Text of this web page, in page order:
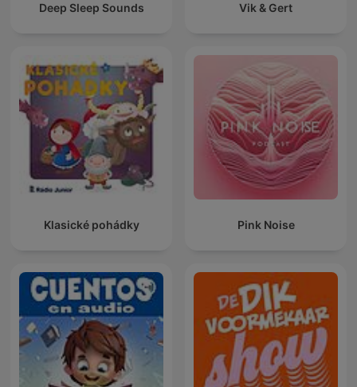
Deep Sleep Sounds Vik & Gert
Klasické pohádky Pink Noise